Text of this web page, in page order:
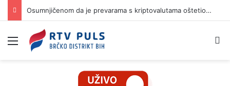
Osumnjičenom da je prevarama s kriptovalutama oštetio dvije žene za 42.000 KM
Izbornik